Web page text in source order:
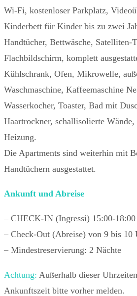
Wi-Fi, kostenloser Parkplatz,
Kinderbett für Kinder bis zu zwei
Handtücher, Bettwäsche, Satelliten-
Flachbildschirm, komplett
Kühlschrank, Ofen, Mikrowelle,
Waschmaschine, Kaffeemaschine
Wasserkocher, Toaster, Bad mit
Haartrockner, schallisolierte
Heizung.
Die Apartments sind weiterhin mit
Handtüchern ausgestattet.
Ankunft und Abreise
– CHECK-IN (Ingressi) 15:00-18:00
– Check-Out (Abreise) von 9 bis 10
– Mindestreservierung: 2 Nächte
Achtung: Außerhalb dieser
Ankunftszeit bitte vorher melden.